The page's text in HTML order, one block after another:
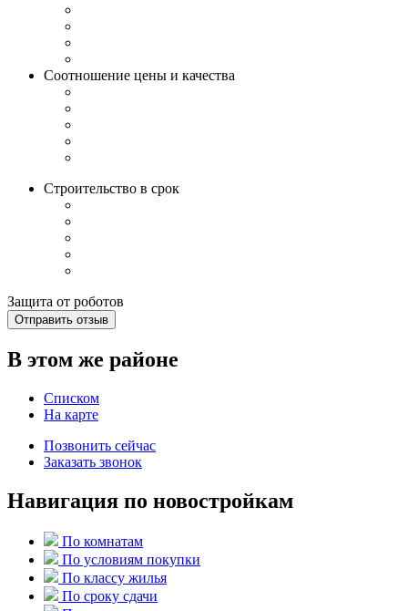
Соотношение цены и качества
Строительство в срок
Защита от роботов
Отправить отзыв
В этом же районе
Списком
На карте
Позвонить сейчас
Заказать звонок
Навигация по новостройкам
По комнатам
По условиям покупки
По классу жилья
По сроку сдачи